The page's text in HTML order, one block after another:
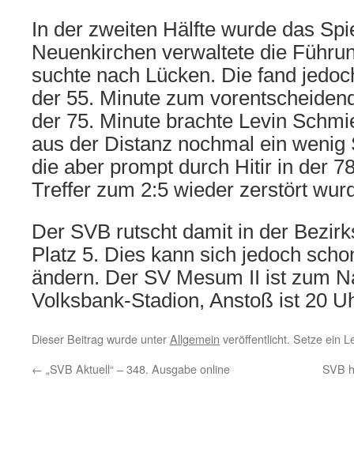
In der zweiten Hälfte wurde das
Neuenkirchen verwaltete die
suchte nach Lücken. Die fand
der 55. Minute zum
der 75. Minute brachte Levin
aus der Distanz nochmal ein wenig
die aber prompt durch Hitir in der
Treffer zum 2:5 wieder zerstört
Der SVB rutscht damit in der
Platz 5. Dies kann sich jedoch
ändern. Der SV Mesum II ist zum
Volksbank-Stadion, Anstoß ist 20
Dieser Beitrag wurde unterAllgemein veröffentlicht. Setze ein
← „SVB Aktuell“ – 348. Ausgabe online SVB